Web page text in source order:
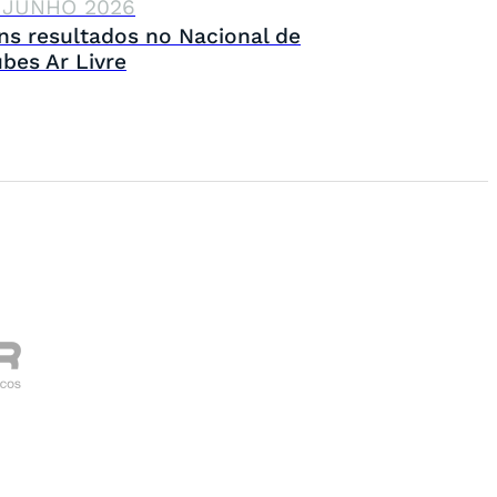
2026
resultados no Nacional de
Ar Livre